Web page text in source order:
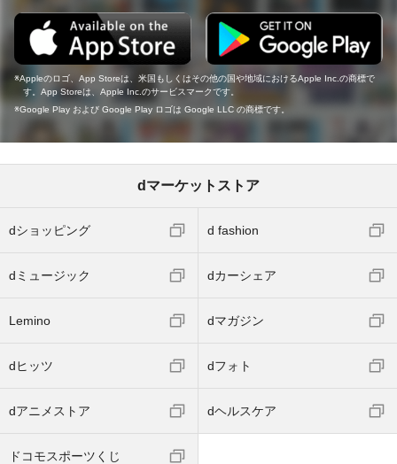
Appleのロゴ、App Storeは、米国もしくはその他の国や地域におけるApple Inc.の商標で
す。App Storeは、Apple Inc.のサービスマークです。
Google Play および Google Play ロゴは Google LLC の商標です。
dマーケットストア
dショッピング d fashion
dミュージック dカーシェア
Lemino dマガジン
dヒッツ dフォト
dアニメストア dヘルスケア
ドコモスポーツくじ